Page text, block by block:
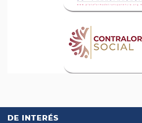
DE INTERÉS